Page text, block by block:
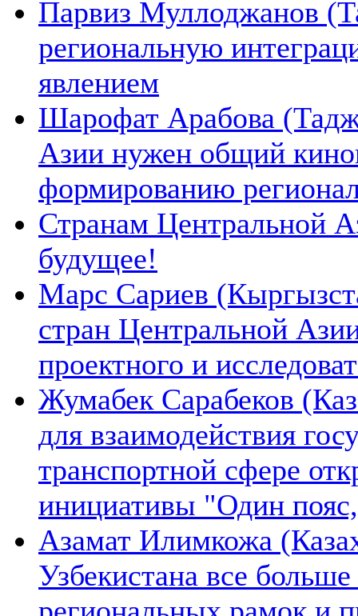
Парвиз Муллоджанов
региональную
явлением
Шарофат Арабова
Азии нужен общий
формированию
Странам Центральной
будущее!
Марс Сариев
стран Центральной
проектного и
Жумабек Сарабеков
для взаимодействия
транспортной сфере
инициативы "Один
Азамат Илимкожа
Узбекистана все